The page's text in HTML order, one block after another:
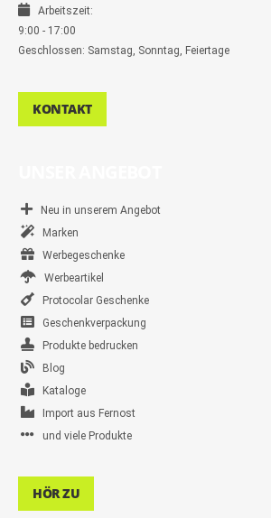
Arbeitszeit:
9:00 - 17:00
Geschlossen: Samstag, Sonntag, Feiertage
KONTAKT
Neu in unserem Angebot
Marken
Werbegeschenke
Werbeartikel
Protocolar Geschenke
Geschenkverpackung
Produkte bedrucken
Blog
Kataloge
Import aus Fernost
und viele Produkte
HÖR ZU